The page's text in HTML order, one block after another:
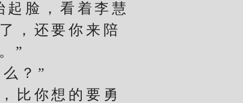
脸，看着李慧
，还要你来陪
”
？”
比你想的要勇